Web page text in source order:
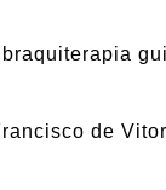
de